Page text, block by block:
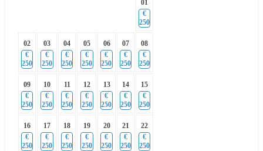
01
€
250
02
€
250
03
€
250
04
€
250
05
€
250
06
€
250
07
€
250
08
€
250
09
€
250
10
€
250
11
€
250
12
€
250
13
€
250
14
€
250
15
€
250
16
€
250
17
€
250
18
€
250
19
€
250
20
€
250
21
€
250
22
€
250